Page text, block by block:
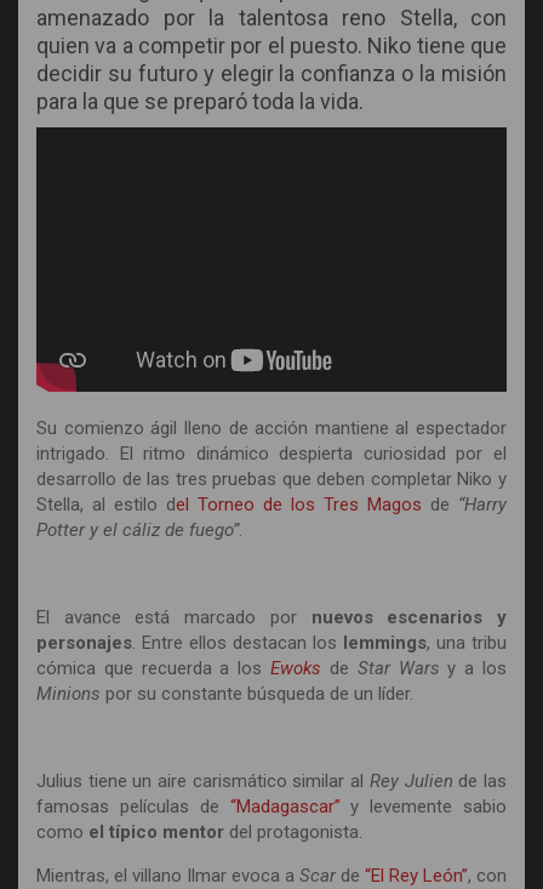
amenazado por la talentosa reno Stella, con
quien va a competir por el puesto. Niko tiene que
decidir su futuro y elegir la confianza o la misión
para la que se preparó toda la vida.
Su comienzo ágil lleno de acción mantiene al espectador
intrigado. El ritmo dinámico despierta curiosidad por el
desarrollo de las tres pruebas que deben completar Niko y
Stella, al estilo del Torneo de los Tres Magos de “Harry
Potter y el cáliz de fuego”.
El avance está marcado por nuevos escenarios y
personajes. Entre ellos destacan los lemmings, una tribu
cómica que recuerda a losEwoks de Star Wars y a los
Minions por su constante búsqueda de un líder.
Julius tiene un aire carismático similar al Rey Julien de las
famosas películas de “Madagascar” y levemente sabio
como el típico mentor del protagonista.
Mientras, el villano Ilmar evoca a Scar de “El Rey León”, con